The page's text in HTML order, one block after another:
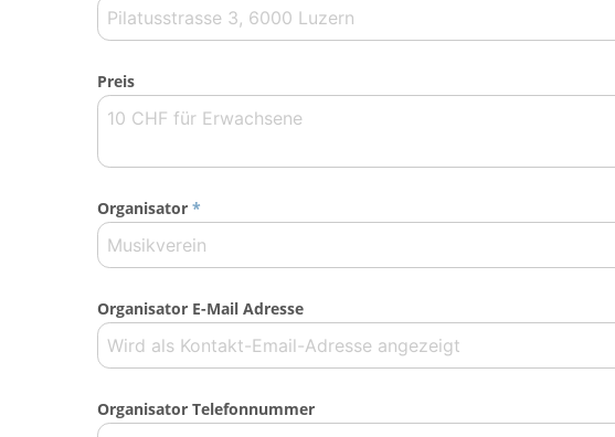
Preis
Organisator *
Organisator E-Mail Adresse
Organisator Telefonnummer